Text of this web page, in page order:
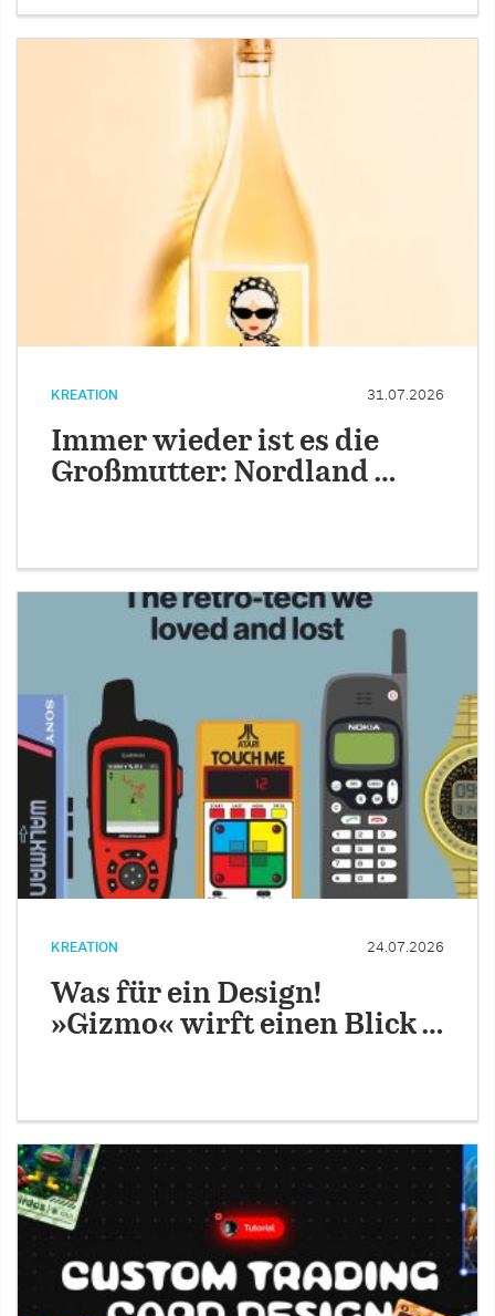
KREATION 31.07.2026
Immer wieder ist es die
Großmutter: Nordland …
KREATION 24.07.2026
Was für ein Design!
»Gizmo« wirft einen Blick …